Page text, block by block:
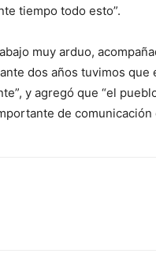
tiempo todo esto”.
muy arduo,
dos años tuvimos
y agregó que “el
de